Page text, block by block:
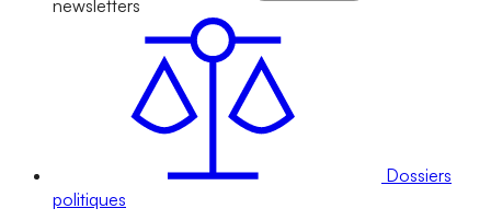
newsletters
Dossiers
politiques